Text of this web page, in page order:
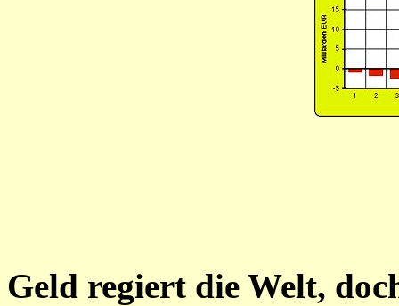
Geld regiert die Welt,